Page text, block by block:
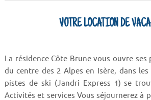
VOTRE LOCATION DE
La résidence Côte Brune vous ouvre ses
du centre des 2 Alpes en Isère, dans
pistes de ski (Jandri Express 1) se
Activités et services Vous séjournerez à